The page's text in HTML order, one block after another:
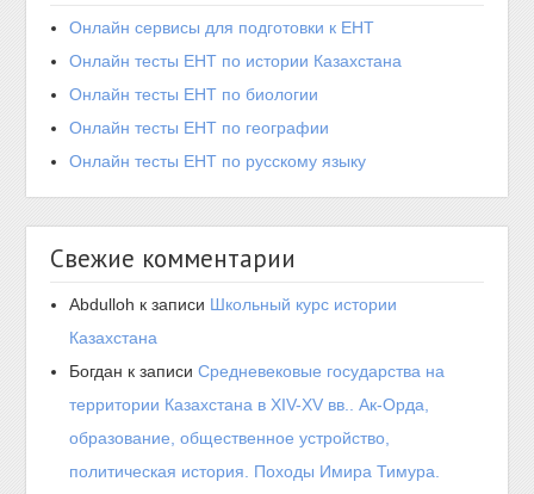
Онлайн сервисы для подготовки к ЕНТ
Онлайн тесты ЕНТ по истории Казахстана
Онлайн тесты ЕНТ по биологии
Онлайн тесты ЕНТ по географии
Онлайн тесты ЕНТ по русскому языку
Свежие комментарии
Abdulloh к записи Школьный курс истории
Казахстана
Богдан к записиСредневековые государства на
территории Казахстана в XIV-XV вв.. Ак-Орда,
образование, общественное устройство,
политическая история. Походы Имира Тимура.